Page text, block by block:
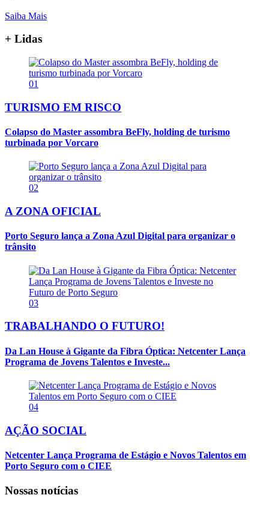
Saiba Mais
+ Lidas
01
TURISMO EM RISCO
Colapso do Master assombra BeFly, holding de turismo
turbinada por Vorcaro
02
A ZONA OFICIAL
Porto Seguro lança a Zona Azul Digital para organizar o
trânsito
03
TRABALHANDO O FUTURO!
Da Lan House à Gigante da Fibra Óptica: Netcenter Lança
Programa de Jovens Talentos e Investe...
04
AÇÃO SOCIAL
Netcenter Lança Programa de Estágio e Novos Talentos em
Porto Seguro com o CIEE
Nossas notícias